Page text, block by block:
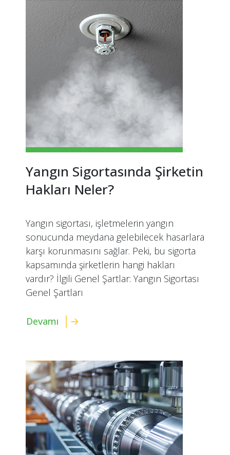
Yangın Sigortasında Şirketin
Hakları Neler?
Yangın sigortası, işletmelerin yangın
sonucunda meydana gelebilecek hasarlara
karşı korunmasını sağlar. Peki, bu sigorta
kapsamında şirketlerin hangi hakları
vardır? İlgili Genel Şartlar: Yangın Sigortası
Genel Şartları
Devamı